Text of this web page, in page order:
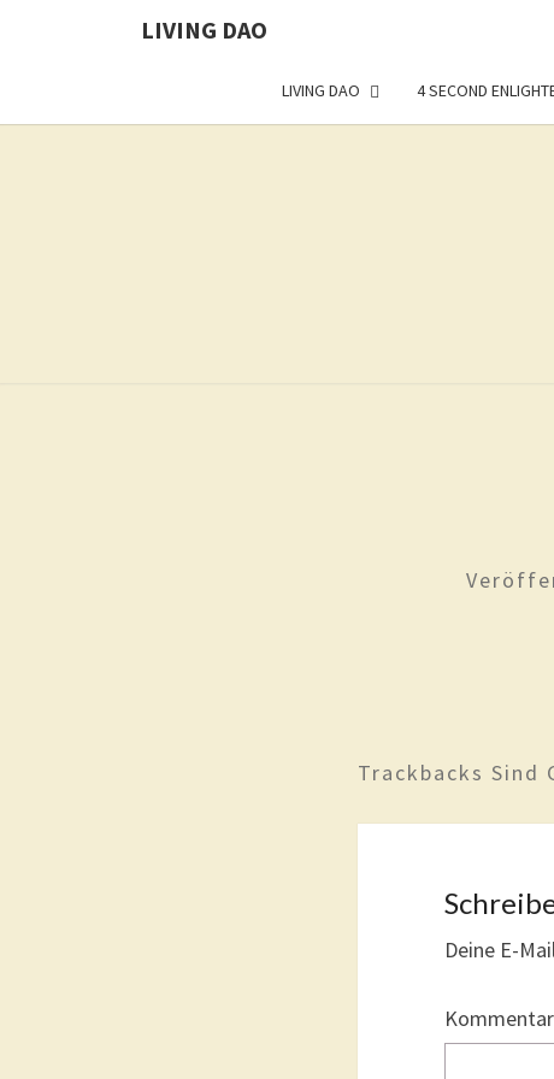
LIVING DAO
LIVING DAO 4 SECOND
Trackbacks Sind
Deine E-
Kommentar